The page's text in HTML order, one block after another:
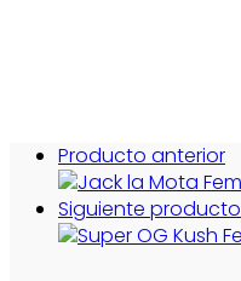
Producto anterior
Siguiente producto